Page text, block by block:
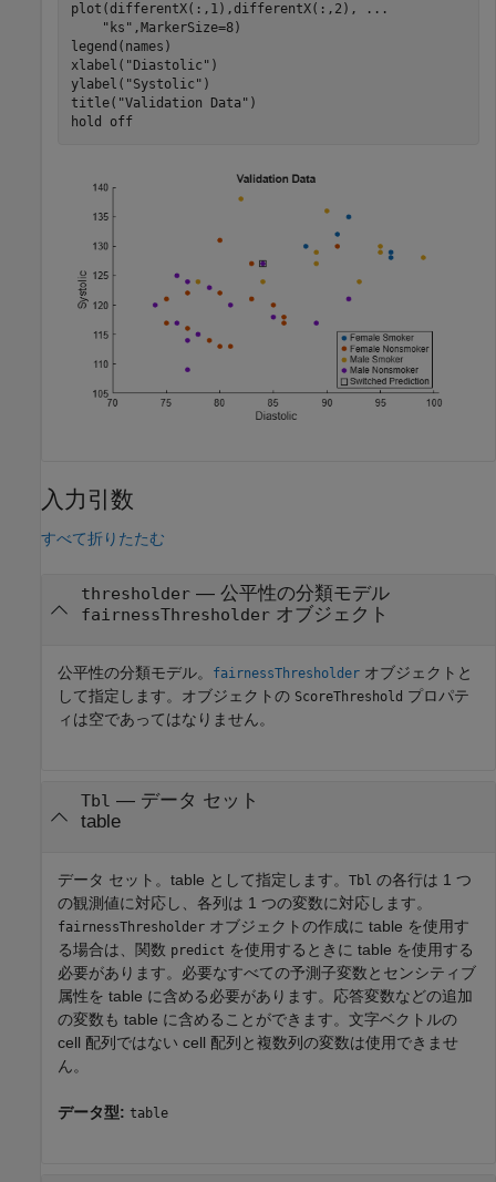
plot(differentX(:,1),differentX(:,2),
...
"ks" ,MarkerSize=8)
legend(names)
xlabel( "Diastolic" )
ylabel( "Systolic" )
title( "Validation Data" )
hold
off
入力引数
すべて折りたたむ
thresholder— 公平性の分類モデル
fairnessThresholderオブジェクト
公平性の分類モデル。 fairnessThresholder オブジェクトと
して指定します。オブジェクトの ScoreThreshold プロパテ
ィは空であってはなりません。
Tbl — データ セット
table
データ セット。table として指定します。 Tbl の各行は 1 つ
の観測値に対応し、各列は 1 つの変数に対応します。
fairnessThresholder オブジェクトの作成に table を使用す
る場合は、関数 predict を使用するときに table を使用する
必要があります。必要なすべての予測子変数とセンシティブ
属性を table に含める必要があります。応答変数などの追加
の変数も table に含めることができます。文字ベクトルの
cell 配列ではない cell 配列と複数列の変数は使用できませ
ん。
データ型: table